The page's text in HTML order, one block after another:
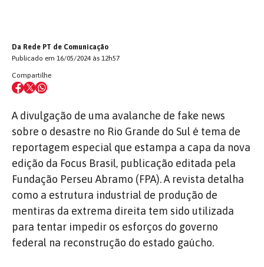
Da Rede PT de Comunicação
Publicado em 16/05/2024 às 12h57
Compartilhe
A divulgação de uma avalanche de fake news
sobre o desastre no Rio Grande do Sul é tema de
reportagem especial que estampa a capa da nova
edição da Focus Brasil, publicação editada pela
Fundação Perseu Abramo (FPA). A revista detalha
como a estrutura industrial de produção de
mentiras da extrema direita tem sido utilizada
para tentar impedir os esforços do governo
federal na reconstrução do estado gaúcho.